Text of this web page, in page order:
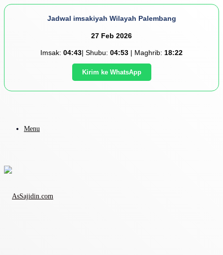
Jadwal imsakiyah Wilayah Palembang
27 Feb 2026
Imsak: 04:43| Shubu: 04:53 | Maghrib: 18:22
Kirim ke WhatsApp
Menu